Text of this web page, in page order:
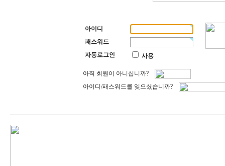
아이디
패스워드
자동로그인
사용
아직 회원이 아니십니까?
아이디/패스워드를 잊으셨습니까?